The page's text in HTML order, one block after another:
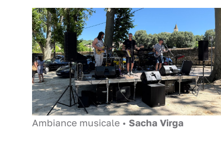
Ambiance musicale • Sacha Virga